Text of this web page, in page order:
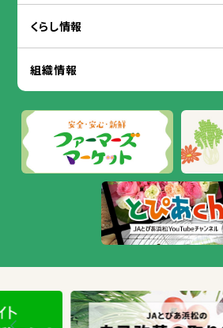
くらし情報
組織情報